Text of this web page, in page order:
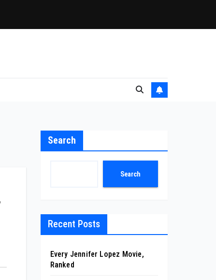
Search
Search
Recent Posts
Every Jennifer Lopez Movie,
Ranked